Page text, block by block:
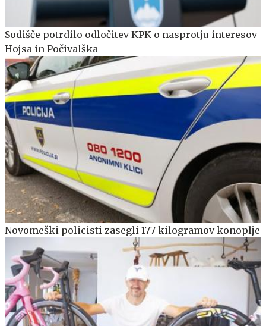
Sodišče potrdilo odločitev KPK o nasprotju interesov
Hojsa in Počivalška
Novomeški policisti zasegli 177 kilogramov konoplje